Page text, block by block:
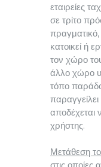
εταιρείες
σε τρίτο
κατοικεί ή
τον χώρο
άλλο χώρο
τόπο
αποδέχεται
χρήστης.
Μετάθεση